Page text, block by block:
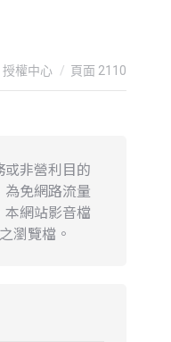
here:
授權中心 頁面 2110
非營利目的
免網路流量
網站影音檔
瀏覽檔。